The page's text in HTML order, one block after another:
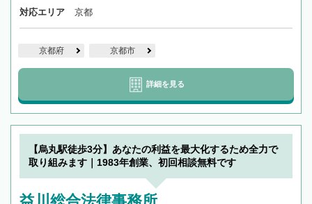
対応エリア 京都
京都府 京都市
詳細を見る
【烏丸駅徒歩3分】あなたの利益を最大化するため全力で
取り組みます｜1983年創業、初回相談無料です